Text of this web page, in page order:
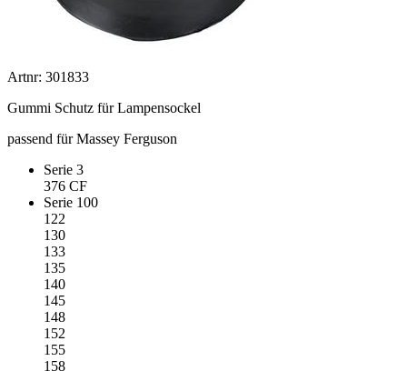
Artnr: 301833
Gummi Schutz für Lampensockel
passend für Massey Ferguson
Serie 3
376 CF
Serie 100
122
130
133
135
140
145
148
152
155
158